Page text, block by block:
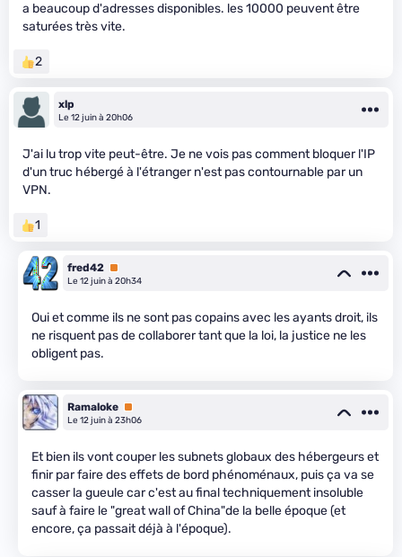
a beaucoup d'adresses disponibles. les 10000 peuvent être
saturées très vite.
2
xlp
Le 12 juin à 20h06
J'ai lu trop vite peut-être. Je ne vois pas comment bloquer l'IP
d'un truc hébergé à l'étranger n'est pas contournable par un
VPN.
1
fred42 Premium
Le 12 juin à 20h34
Oui et comme ils ne sont pas copains avec les ayants droit, ils
ne risquent pas de collaborer tant que la loi, la justice ne les
obligent pas.
Ramaloke Premium
Le 12 juin à 23h06
Et bien ils vont couper les subnets globaux des hébergeurs et
finir par faire des effets de bord phénoménaux, puis ça va se
casser la gueule car c'est au final techniquement insoluble
sauf à faire le "great wall of China"de la belle époque (et
encore, ça passait déjà à l'époque).